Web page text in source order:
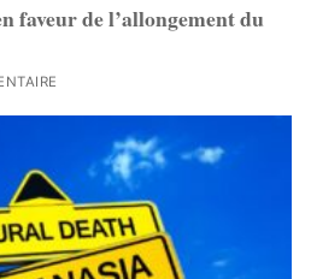
faveur de l’allongement du